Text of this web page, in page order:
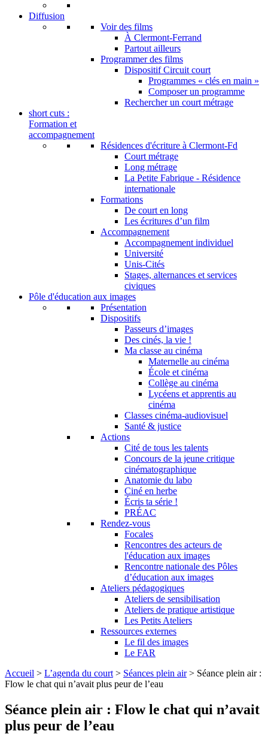
Diffusion
Voir des films
À Clermont-Ferrand
Partout ailleurs
Programmer des films
Dispositif Circuit court
Programmes « clés en main »
Composer un programme
Rechercher un court métrage
short cuts :
Formation et
accompagnement
Résidences d'écriture à Clermont-Fd
Court métrage
Long métrage
La Petite Fabrique - Résidence
internationale
Formations
De court en long
Les écritures d’un film
Accompagnement
Accompagnement individuel
Université
Unis-Cités
Stages, alternances et services
civiques
Pôle d'éducation aux images
Présentation
Dispositifs
Passeurs d’images
Des cinés, la vie !
Ma classe au cinéma
Maternelle au cinéma
École et cinéma
Collège au cinéma
Lycéens et apprentis au
cinéma
Classes cinéma-audiovisuel
Santé & justice
Actions
Cité de tous les talents
Concours de la jeune critique
cinématographique
Anatomie du labo
Ciné en herbe
Écris ta série !
PRÉAC
Rendez-vous
Focales
Rencontres des acteurs de
l'éducation aux images
Rencontre nationale des Pôles
d’éducation aux images
Ateliers pédagogiques
Ateliers de sensibilisation
Ateliers de pratique artistique
Les Petits Ateliers
Ressources externes
Le fil des images
Le FAR
Accueil > L’agenda du court > Séances plein air> Séance plein air :
Flow le chat qui n’avait plus peur de l’eau
Séance plein air : Flow le chat qui n’avait
plus peur de l’eau